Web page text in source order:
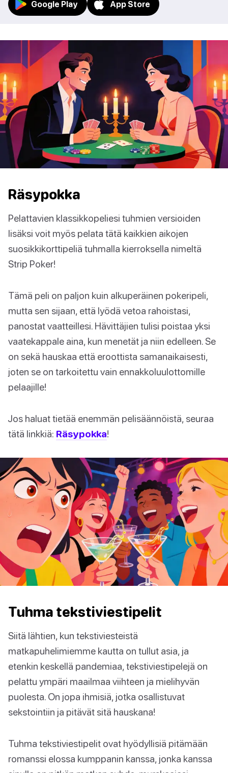
Google Play App Store
Räsypokka
Pelattavien klassikkopeliesi tuhmien versioiden
lisäksi voit myös pelata tätä kaikkien aikojen
suosikkikorttipeliä tuhmalla kierroksella nimeltä
Strip Poker!
Tämä peli on paljon kuin alkuperäinen pokeripeli,
mutta sen sijaan, että lyödä vetoa rahoistasi,
panostat vaatteillesi. Hävittäjien tulisi poistaa yksi
vaatekappale aina, kun menetät ja niin edelleen. Se
on sekä hauskaa että eroottista samanaikaisesti,
joten se on tarkoitettu vain ennakkoluulottomille
pelaajille!
Jos haluat tietää enemmän pelisäännöistä, seuraa
tätä linkkiä: Räsypokka!
Tuhma tekstiviestipelit
Siitä lähtien, kun tekstiviesteistä
matkapuhelimiemme kautta on tullut asia, ja
etenkin keskellä pandemiaa, tekstiviestipelejä on
pelattu ympäri maailmaa viihteen ja mielihyvän
puolesta. On jopa ihmisiä, jotka osallistuvat
sekstointiin ja pitävät sitä hauskana!
Tuhma tekstiviestipelit ovat hyödyllisiä pitämään
romanssi elossa kumppanin kanssa, jonka kanssa